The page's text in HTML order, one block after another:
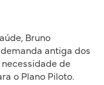
Bruno
antiga dos
de
o Plano Piloto.